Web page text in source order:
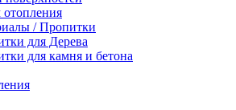
/ Пропитки
для Дерева
для камня и бетона